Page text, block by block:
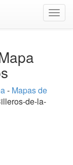
- Mapas de
de-la-